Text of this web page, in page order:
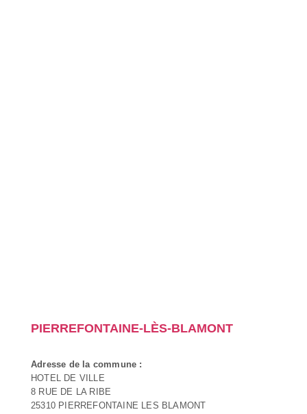
PIERREFONTAINE-LÈS-BLAMONT
Adresse de la commune :
HOTEL DE VILLE
8 RUE DE LA RIBE
25310 PIERREFONTAINE LES BLAMONT